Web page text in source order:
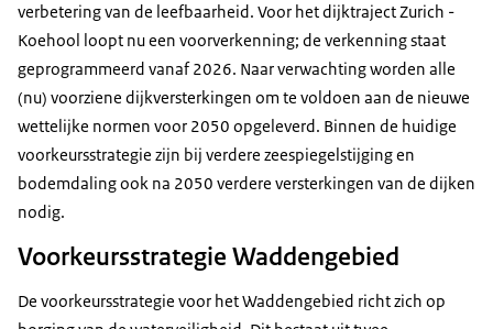
verbetering van de leefbaarheid. Voor het dijktraject Zurich -
Koehool loopt nu een voorverkenning; de verkenning staat
geprogrammeerd vanaf 2026. Naar verwachting worden alle
(nu) voorziene dijkversterkingen om te voldoen aan de nieuwe
wettelijke normen voor 2050 opgeleverd. Binnen de huidige
voorkeursstrategie zijn bij verdere zeespiegelstijging en
bodemdaling ook na 2050 verdere versterkingen van de dijken
nodig.
Voorkeursstrategie Waddengebied
De voorkeursstrategie voor het Waddengebied richt zich op